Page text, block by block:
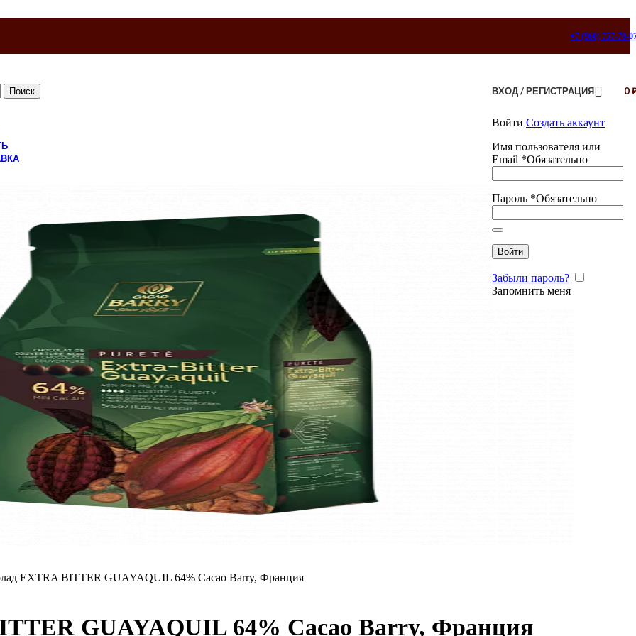
+7 (960) 757-70-
Поиск ВХОД / РЕГИСТРАЦИЯ
Войти Создать аккаунт
Имя пользователя или
Email *Обязательно
Пароль *Обязательно
Войти
Забыли пароль?
Запомнить меня
0
EXTRA BITTER GUAYAQUIL 64% Cacao Barry, Франция
GUAYAQUIL 64% Cacao Barry, Франция